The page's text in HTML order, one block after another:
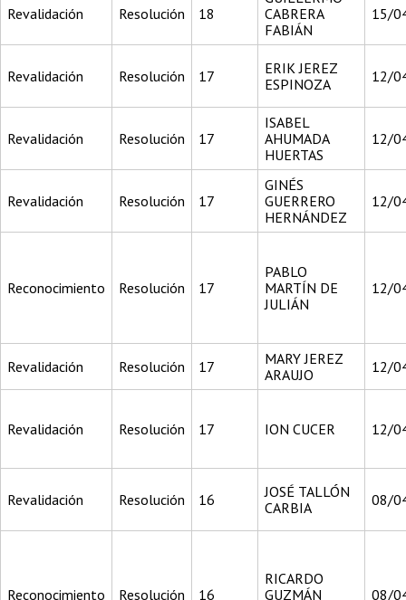
Revalidación Resolución 18
CABRERA
FABIÁN
15/
Revalidación Resolución 17
ERIK JEREZ
ESPINOZA
12/
Revalidación Resolución 17
ISABEL
AHUMADA
HUERTAS
12/
Revalidación Resolución 17
GINÉS
GUERRERO
HERNÁNDEZ
12/
Reconocimiento Resolución 17
PABLO
MARTÍN DE
JULIÁN
12/
Revalidación Resolución 17
MARY JEREZ
ARAUJO
12/
Revalidación Resolución 17 ION CUCER 12/
Revalidación Resolución 16
JOSÉ TALLÓN
CARBIA
08/
Reconocimiento Resolución 16
RICARDO
GUZMÁN
08/